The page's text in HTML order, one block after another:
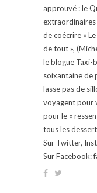
approuvé : le
extraordinaires
de coécrire «
de tout »,
le blogue Taxi-
soixantaine de
lasse pas de
voyagent pour
pour le «
tous les
Sur Twitter,
Sur Facebook: